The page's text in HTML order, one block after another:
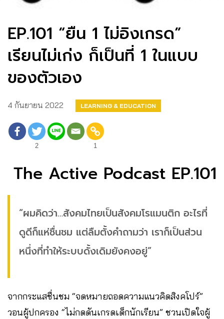
EP.101 “ยืน 1 ไม่อิงเกรด”
เรียนไม่เก่ง ก็เป็นที่ 1 ในแบบ
ของตัวเอง
4 กันยายน 2022 LEARNING & EDUCATION
2 1
The Active Podcast EP.101
“ผมคิดว่า…สังคมไทยเป็นสังคมโรแมนติก อะไรที่
ดูดีก็แห่ชื่นชม แต่ลืมตั้งคำถามว่า เราก็เป็นส่วน
หนึ่งที่ทำให้ระบบดั้งเดิมยังคงอยู่”
จากกระแสชื่นชม “จดหมายถอดความแนวคิดสิงคโปร์”
วอนผู้ปกครอง “ไม่กดดันเกรดเด็กนักเรียน” ชวนเปิดใจผู้